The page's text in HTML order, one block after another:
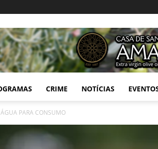
CRIME NOTÍCIAS
PARA CONSUMO